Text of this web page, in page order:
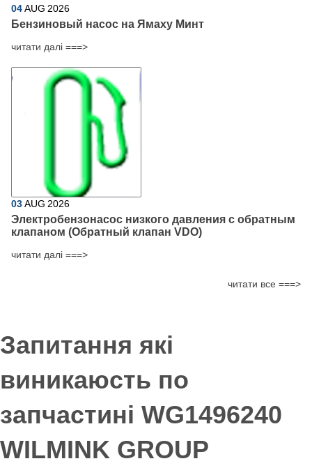
04AUG 2026
Бензиновый насос на Ямаху Минт
читати далі ===>
03AUG 2026
Электробензонасос низкого давления с обратным
клапаном (Обратный клапан VDO)
читати далі ===>
читати все ===>
Запитання які
виникаюсть по
запчастині WG1496240
WILMINK GROUP